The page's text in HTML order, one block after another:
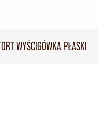
WYŚCIGÓWKA PŁASKI